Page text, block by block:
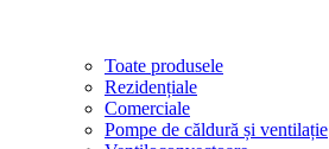
Toate produsele
Rezidențiale
Comerciale
Pompe de căldură și ventilație